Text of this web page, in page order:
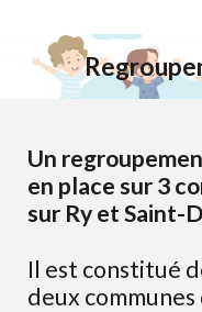
Un
en place sur 3
sur Ry et Saint-
Il est constitué
deux